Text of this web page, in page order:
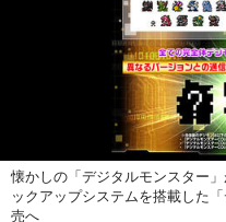
懐かしの「デジタルモンスター
ックアップシステムを搭載した
売へ